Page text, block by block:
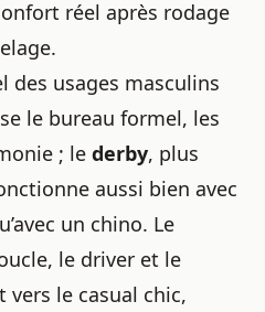
réel après rodage
des usages masculins
le bureau formel, les
; le derby, plus
aussi bien avec
un chino. Le
le driver et le
vers le casual chic,